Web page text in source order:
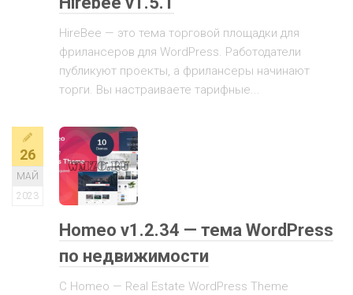
HireBee — это тема торговой площадки для
фрилансеров для WordPress. Работодатели
публикуют проекты, а фрилансеры начинают
торги. Вы настраиваете тарифные...
26
МАЙ
2023
Homeo v1.2.34 — тема WordPress
по недвижимости
С Homeo — Real Estate WordPress Theme